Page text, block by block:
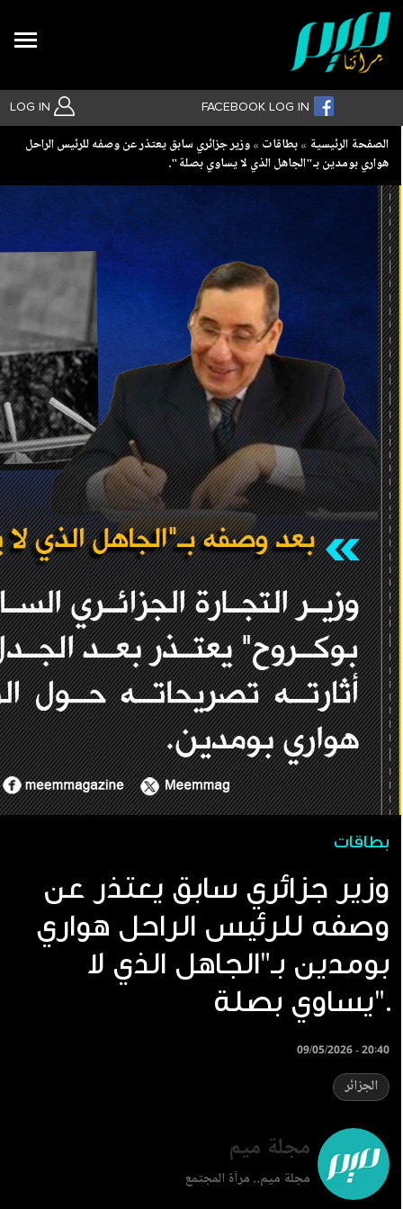
LOG IN FACEBOOK LOG IN
Breadcrumb
الصفحة الرئيسية بطاقات
وزير جزائري سابق يعتذر عن وصفه للرئيس الراحل
هواري بومدين بـ"الجاهل الذي لا يساوي بصلة".
بطاقات
وزير جزائري سابق يعتذر عن
وصفه للرئيس الراحل هواري
بومدين بـ"الجاهل الذي لا
يساوي بصلة".
09/05/2026 - 20:40
الجزائر
مجلة ميم
مجلة ميم.. مرآة المجتمع